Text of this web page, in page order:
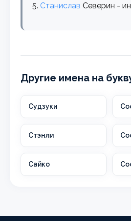
5. Станислав Северин -
Другие имена на
Судзуки
Стэнли
Сайко